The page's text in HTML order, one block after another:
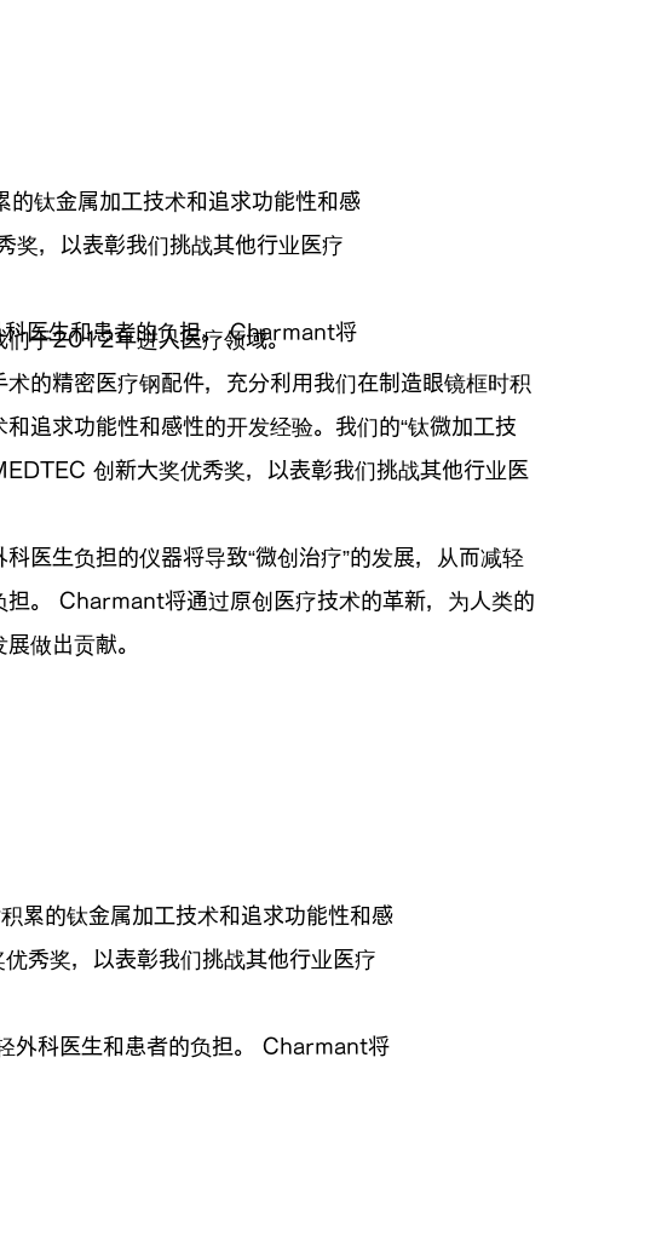
累的钛金属加工技术和追求功能性和感
秀奖，以表彰我们挑战其他行业医疗
外科医生和患者的负担。 Charmant将
们于2012年进入医疗领域。
的精密医疗钢配件，充分利用我们在制造眼镜框时积
追求功能性和感性的开发经验。我们的“钛微加工技
创新大奖优秀奖，以表彰我们挑战其他行业医
医生负担的仪器将导致“微创治疗”的发展，从而减轻
担。 Charmant将通过原创医疗技术的革新，为人类的
做出贡献。
的钛金属加工技术和追求功能性和感
奖，以表彰我们挑战其他行业医疗
科医生和患者的负担。 Charmant将